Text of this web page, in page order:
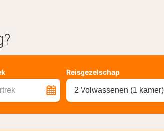
Reisgezelschap
2 Volwassenen (1 kamer)